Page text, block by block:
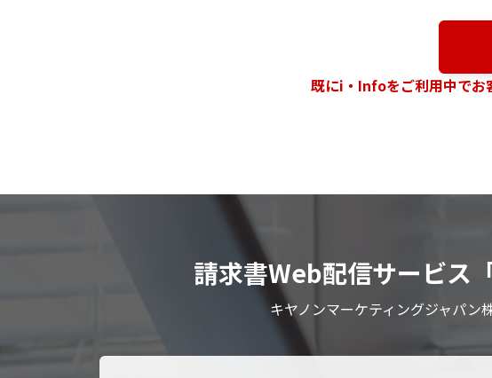
既にi・Infoをご利用中でお
請求書Web配信サービス
キヤノンマーケティングジャパン